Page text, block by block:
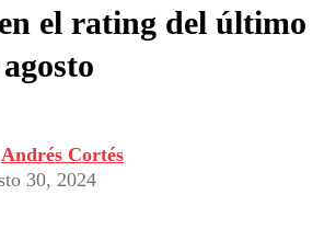
el rating del último
Andrés Cortés
30, 2024